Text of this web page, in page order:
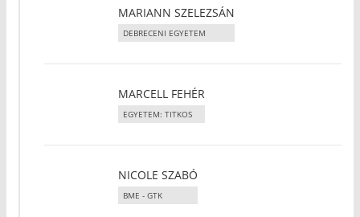
MARIANN SZELEZSÁN
DEBRECENI EGYETEM
MARCELL FEHÉR
EGYETEM: TITKOS
NICOLE SZABÓ
BME - GTK